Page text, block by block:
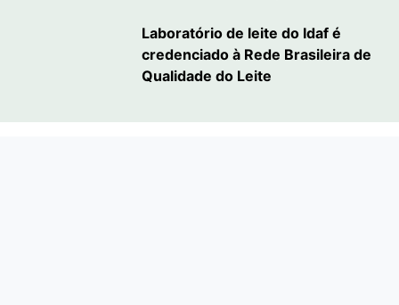
Laboratório de leite do Idaf é
credenciado à Rede Brasileira de
Qualidade do Leite